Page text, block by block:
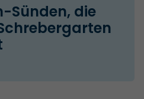
Sünden, die